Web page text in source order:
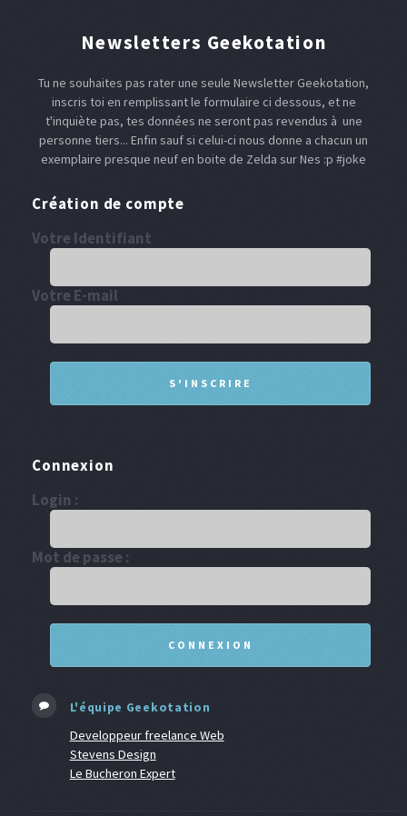
Newsletters Geekotation
Tu ne souhaites pas rater une seule Newsletter Geekotation,
inscris toi en remplissant le formulaire ci dessous, et ne
t'inquiète pas, tes données ne seront pas revendus à une
personne tiers... Enfin sauf si celui-ci nous donne a chacun un
exemplaire presque neuf en boite de Zelda sur Nes :p #joke
Création de compte
Votre Identifiant
Votre E-mail
Connexion
Login :
Mot de passe :
L'équipe Geekotation
Developpeur freelance Web
Stevens Design
Le Bucheron Expert